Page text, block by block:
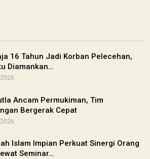
16 Tahun Jadi Korban Pelecehan,
Diamankan…
Ancam Permukiman, Tim
Bergerak Cepat
Islam Impian Perkuat Sinergi Orang
Seminar…